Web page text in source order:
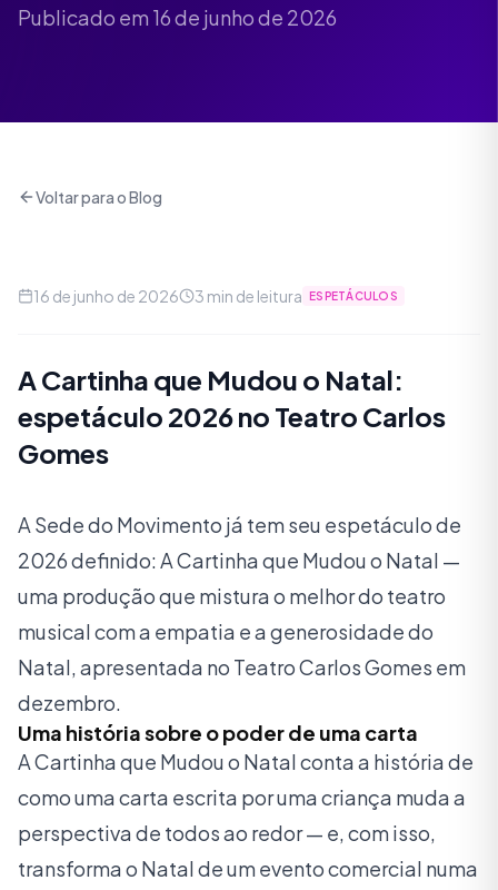
Publicado em 16 de junho de 2026
Voltar para o Blog
16 de junho de 2026 3 min de leitura ESPETÁCULOS
A Cartinha que Mudou o Natal:
espetáculo 2026 no Teatro Carlos
Gomes
A Sede do Movimento já tem seu espetáculo de
2026 definido: A Cartinha que Mudou o Natal —
uma produção que mistura o melhor do teatro
musical com a empatia e a generosidade do
Natal, apresentada no Teatro Carlos Gomes em
dezembro.
Uma história sobre o poder de uma carta
A Cartinha que Mudou o Natal conta a história de
como uma carta escrita por uma criança muda a
perspectiva de todos ao redor — e, com isso,
transforma o Natal de um evento comercial numa